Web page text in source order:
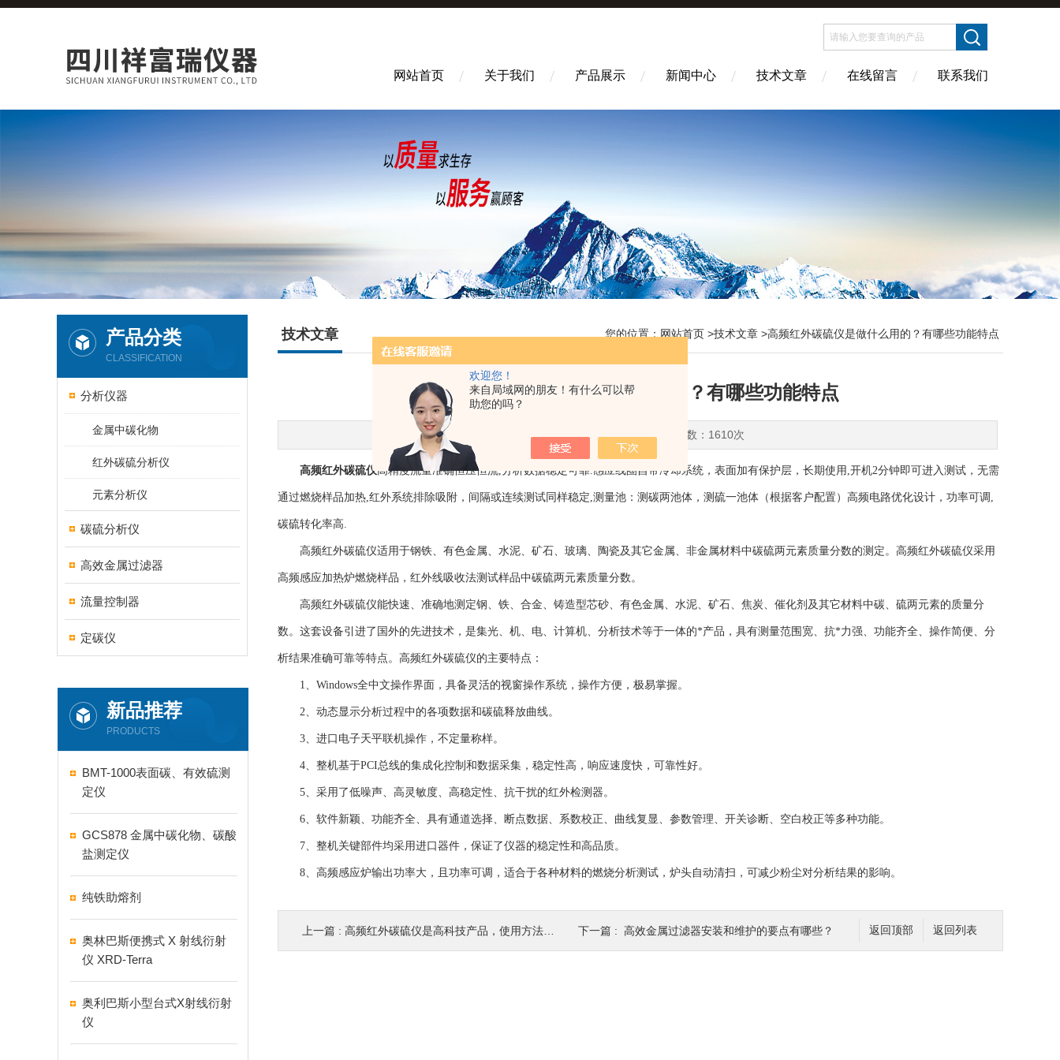
欢迎您！
来自局域网的朋友！有什么可以帮
助您的吗？
网站首页 关于我们 产品展示 新闻中心 技术文章 在线留言 联系我们
产品分类
CLASSIFICATION
分析仪器
金属中碳化物
红外碳硫分析仪
元素分析仪
碳硫分析仪
高效金属过滤器
流量控制器
定碳仪
新品推荐
PRODUCTS
BMT-1000表面碳、有效硫测
定仪
GCS878 金属中碳化物、碳酸
盐测定仪
纯铁助熔剂
奥林巴斯便携式 X 射线衍射
仪 XRD-Terra
奥利巴斯小型台式X射线衍射
仪
技术文章 您的位置： 网站首页 >技术文章 >高频红外碳硫仪是做什么用的？有哪些功能特点
高频红外碳硫仪是做什么用的？有哪些功能特点
更新时间：2022-01-25 点击次数：1610次
高频红外碳硫仪高精度流量准确恒压恒流,分析数据稳定可靠.感应线圈自带冷却系统，表面加有保护层，长期使用,开机2分钟即可进入测试，无需
通过燃烧样品加热,红外系统排除吸附，间隔或连续测试同样稳定,测量池：测碳两池体，测硫一池体（根据客户配置）高频电路优化设计，功率可调,
碳硫转化率高.
高频红外碳硫仪适用于钢铁、有色金属、水泥、矿石、玻璃、陶瓷及其它金属、非金属材料中碳硫两元素质量分数的测定。高频红外碳硫仪采用
高频感应加热炉燃烧样品，红外线吸收法测试样品中碳硫两元素质量分数。
高频红外碳硫仪能快速、准确地测定钢、铁、合金、铸造型芯砂、有色金属、水泥、矿石、焦炭、催化剂及其它材料中碳、硫两元素的质量分
数。这套设备引进了国外的先进技术，是集光、机、电、计算机、分析技术等于一体的*产品，具有测量范围宽、抗*力强、功能齐全、操作简便、分
析结果准确可靠等特点。高频红外碳硫仪的主要特点：
1、Windows全中文操作界面，具备灵活的视窗操作系统，操作方便，极易掌握。
2、动态显示分析过程中的各项数据和碳硫释放曲线。
3、进口电子天平联机操作，不定量称样。
4、整机基于PCI总线的集成化控制和数据采集，稳定性高，响应速度快，可靠性好。
5、采用了低噪声、高灵敏度、高稳定性、抗干扰的红外检测器。
6、软件新颖、功能齐全、具有通道选择、断点数据、系数校正、曲线复显、参数管理、开关诊断、空白校正等多种功能。
7、整机关键部件均采用进口器件，保证了仪器的稳定性和高品质。
8、高频感应炉输出功率大，且功率可调，适合于各种材料的燃烧分析测试，炉头自动清扫，可减少粉尘对分析结果的影响。
返回列表
返回顶部
上一篇 : 高频红外碳硫仪是高科技产品，使用方法如下 下一篇 : 高效金属过滤器安装和维护的要点有哪些？